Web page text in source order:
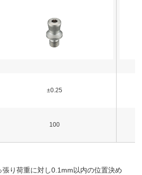
±0.25
100
り荷重に対し0.1mm以内の位置決め